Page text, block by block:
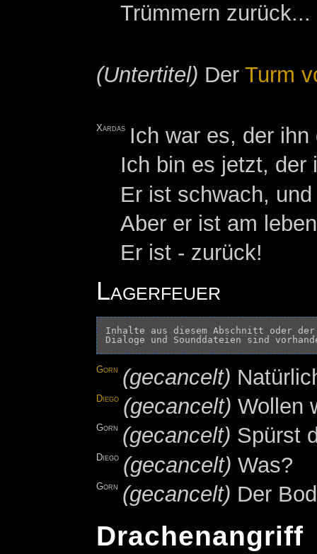
Trümmern zurück...
(Untertitel) Der Turm
Xardas Ich war es, der
Ich bin es jetzt, der
Er ist schwach,
Aber er ist am
Er ist - zurück!
Lagerfeuer
Inhalte aus diesem Abschnitt oder
Gorn (gecancelt)
Diego (gecancelt) Wollen
Gorn (gecancelt) Spürst
Diego (gecancelt) Was?
Gorn (gecancelt) Der
Drachenangriff